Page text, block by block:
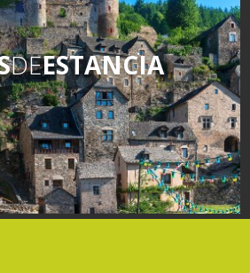
DEESTANCIA